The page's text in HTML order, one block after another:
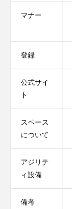
マナー
登録
公式サイ
ト
スペース
について
アジリテ
ィ設備
備考